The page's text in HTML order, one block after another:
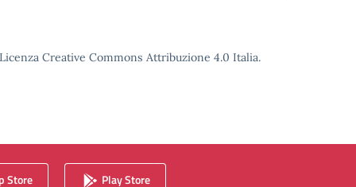
Creative Commons Attribuzione 4.0 Italia.
Store Play Store